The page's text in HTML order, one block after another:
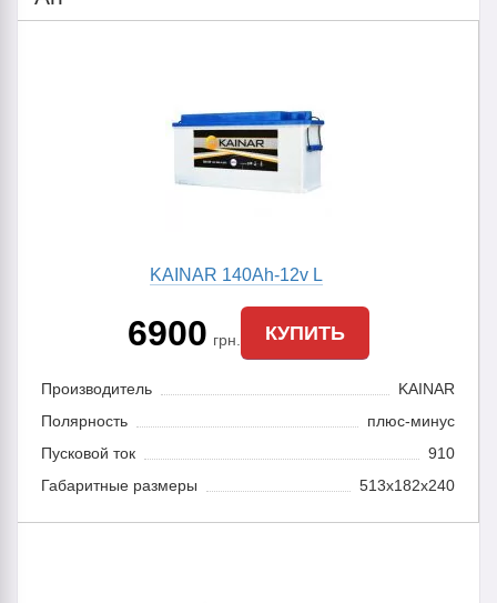
KAINAR 140Ah-12v L
6900 грн. КУПИТЬ
Производитель
KAINAR
Полярность
плюс-минус
Пусковой ток
910
Габаритные размеры
513x182x240